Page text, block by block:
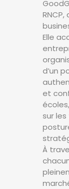
Elle
d’un
et
sur
À